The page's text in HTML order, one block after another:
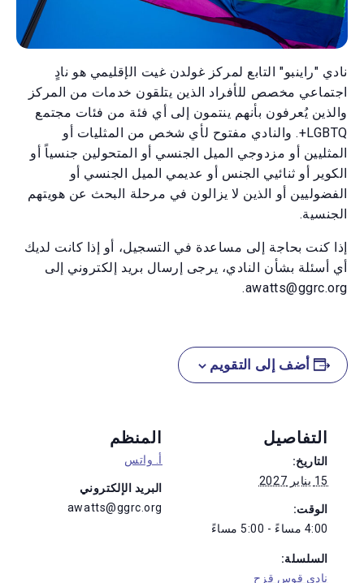
نادي "راينبو" التابع لمركز غولدن غيت الإقليمي هو نادٍ
اجتماعي مخصص للأفراد الذين يتلقون خدمات من المركز
والذين يُعرفون بأنهم ينتمون إلى أي فئة من فئات مجتمع
LGBTQ+. والنادي مفتوح لأي شخص من المثليات أو
المثليين أو مزدوجي الميل الجنسي أو المتحولين جنسياً أو
الكوير أو ثنائيي الجنس أو عديمي الميل الجنسي أو
الفضوليين أو الذين لا يزالون في مرحلة البحث عن هويتهم
الجنسية.
إذا كنت بحاجة إلى مساعدة في التسجيل، أو إذا كانت لديك
أي أسئلة بشأن النادي، يرجى إرسال بريد إلكتروني إلى
awatts@ggrc.org.
أضف إلى التقويم
التفاصيل
التاريخ:
15 يناير 2027
الوقت:
4:00 مساءً - 5:00 مساءً
السلسلة:
نادي قوس قزح
المنظم
أ. واتس
البريد الإلكتروني
awatts@ggrc.org